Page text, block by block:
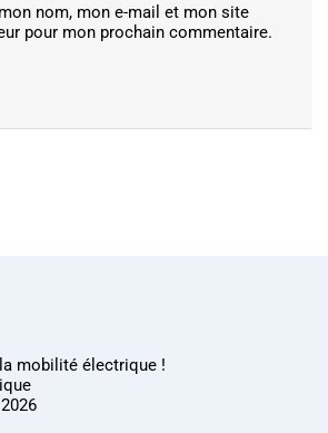
nom, mon e-mail et mon site
pour mon prochain commentaire.
mobilité électrique !